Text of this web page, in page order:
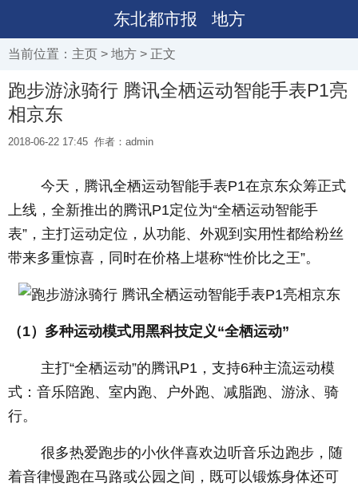
东北都市报 地方
当前位置： 主页 > 地方 > 正文
跑步游泳骑行 腾讯全栖运动智能手表P1亮
相京东
2018-06-22 17:45 作者：admin
今天，腾讯全栖运动智能手表P1在京东众筹正式
上线，全新推出的腾讯P1定位为“全栖运动智能手
表”，主打运动定位，从功能、外观到实用性都给粉丝
带来多重惊喜，同时在价格上堪称“性价比之王”。
（1）多种运动模式用黑科技定义“全栖运动”
主打“全栖运动”的腾讯P1，支持6种主流运动模
式：音乐陪跑、室内跑、户外跑、减脂跑、游泳、骑
行。
很多热爱跑步的小伙伴喜欢边听音乐边跑步，随
着音律慢跑在马路或公园之间，既可以锻炼身体还可